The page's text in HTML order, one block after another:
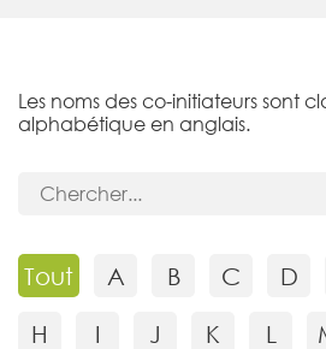
Les noms des co-initiateurs sont
alphabétique en anglais.
Tout A B C D
H
I J K L